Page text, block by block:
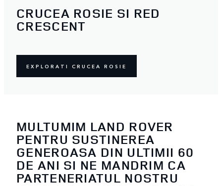
CRUCEA ROSIE SI RED
CRESCENT
EXPLORATI CRUCEA ROSIE
MULTUMIM LAND ROVER
PENTRU SUSTINEREA
GENEROASA DIN ULTIMII 60
DE ANI SI NE MANDRIM CA
PARTENERIATUL NOSTRU